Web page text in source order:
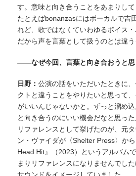
す。意味と向き合うことをあまりして
たとえばbonanzasにはボーカルで吉
れど、歌ではなくていわゆるボイス・
だから声を言葉として扱うのとは違う
——なぜ今回、言葉と向き合おうと思
日野： 公演の話をいただいたときに
クトと違うことをやりたいと思って
がいいんじゃないかと。ずっと溜め
と向き合うのにいい機会だなと思っ
リファレンスとして挙げたのが、元
ン・ヴァイダが〈Shelter Press〉か
Head Hit』（2023）というアルバム
まりリファレンスになりませんでし
サウンドをイメージしていました。